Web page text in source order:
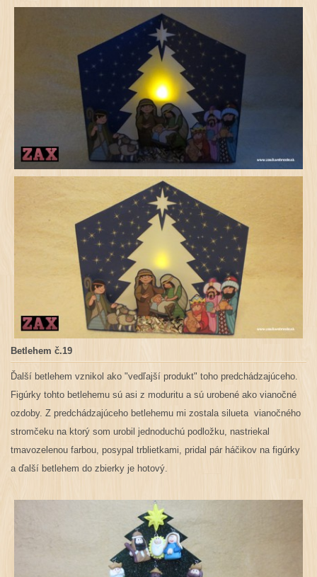
Betlehem č.19
Ďalší betlehem vznikol ako "vedľajší produkt" toho predchádzajúceho.
Figúrky tohto betlehemu sú asi z moduritu a sú urobené ako vianočné
ozdoby. Z predchádzajúceho betlehemu mi zostala silueta vianočného
stromčeku na ktorý som urobil jednoduchú podložku, nastriekal
tmavozelenou farbou, posypal trblietkami, pridal pár háčikov na figúrky
a ďalší betlehem do zbierky je hotový.